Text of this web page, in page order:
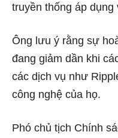
truyền thống áp dụng
Ông lưu ý rằng sự
đang giảm dần khi
các dịch vụ như
công nghệ của họ.
Phó chủ tịch Chính